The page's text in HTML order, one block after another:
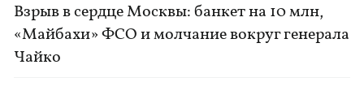
Взрыв в сердце Москвы: банкет на 10 млн,
«Майбахи» ФСО и молчание вокруг генерала
Чайко